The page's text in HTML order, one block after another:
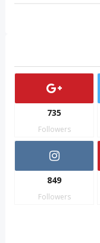
735
Followers
849
Followers